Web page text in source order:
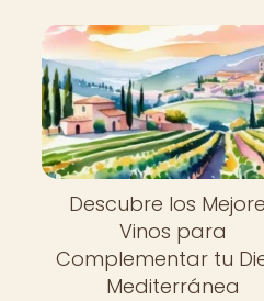
Descubre los
Vinos para
Complementar tu
Mediterránea